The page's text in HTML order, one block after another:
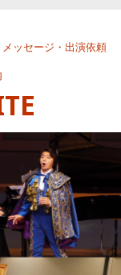
ッセージ・出演依頼